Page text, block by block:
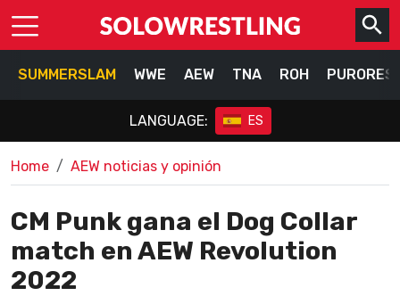
SUMMERSLAM WWE AEW TNA ROH
LANGUAGE: ES
Home AEW noticias y opinión
CM Punk gana el Dog Collar
match en AEW Revolution
2022